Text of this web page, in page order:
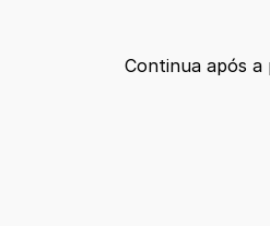
Continua após a